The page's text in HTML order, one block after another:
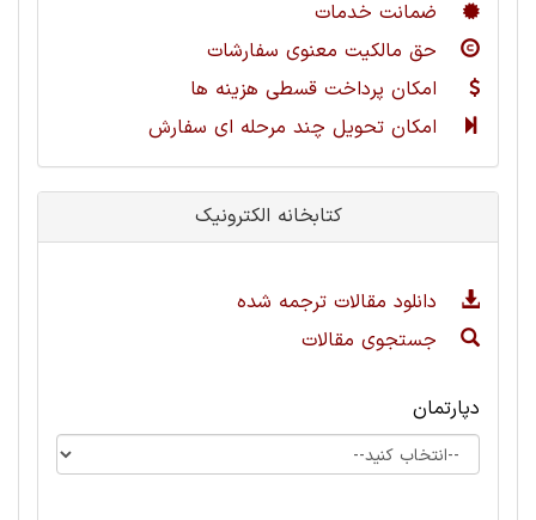
ضمانت خدمات
حق مالکیت معنوی سفارشات
امکان پرداخت قسطی هزینه ها
امکان تحویل چند مرحله ای سفارش
کتابخانه الکترونیک
دانلود مقالات ترجمه شده
جستجوی مقالات
دپارتمان